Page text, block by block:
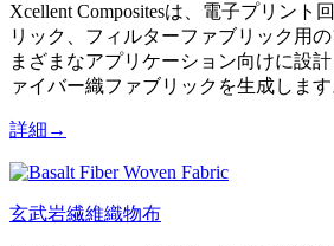
Xcellent Compositesは、電子プリント
リック、フィルターファブリック用
まざまなアプリケーション向けに設
ァイバー織ファブリックを生成します
詳細→
玄武岩繊維織物布